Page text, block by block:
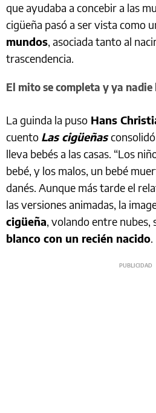
que ayudaba a concebir a las
cigüeña pasó a ser vista como
mundos, asociada tanto al
trascendencia.
El mito se completa y ya nadie
La guinda la puso Hans
cuento Las cigüeñas
lleva bebés a las casas. “Los
bebé, y los malos, un bebé
danés. Aunque más tarde el
las versiones animadas, la
cigüeña, volando entre nubes,
blanco con un recién nacido.